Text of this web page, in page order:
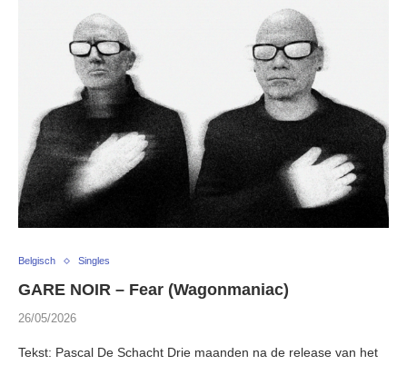
Belgisch Singles
GARE NOIR – Fear (Wagonmaniac)
26/05/2026
Tekst: Pascal De Schacht Drie maanden na de release van het